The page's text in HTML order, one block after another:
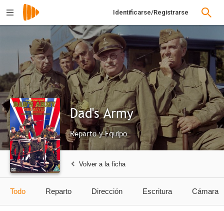
Identificarse/Registrarse
Dad's Army
Reparto y Equipo
Volver a la ficha
Todo Reparto Dirección Escritura Cámara